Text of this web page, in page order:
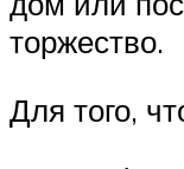
торжество.
Для того,